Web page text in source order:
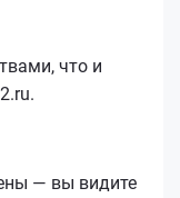
что и
— вы видите